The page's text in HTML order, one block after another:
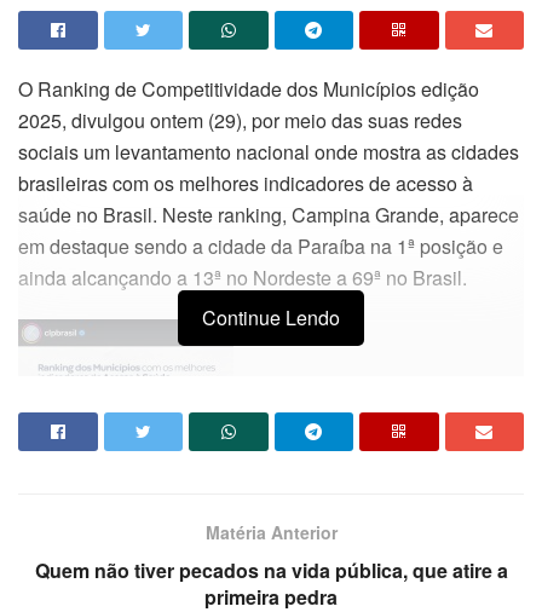
O Ranking de Competitividade dos Municípios edição
2025, divulgou ontem (29), por meio das suas redes
sociais um levantamento nacional onde mostra as cidades
brasileiras com os melhores indicadores de acesso à
saúde no Brasil. Neste ranking, Campina Grande, aparece
em destaque sendo a cidade da Paraíba na 1ª posição e
ainda alcançando a 13ª no Nordeste a 69ª no Brasil.
Continue Lendo
Matéria Anterior
Quem não tiver pecados na vida pública, que atire a
primeira pedra